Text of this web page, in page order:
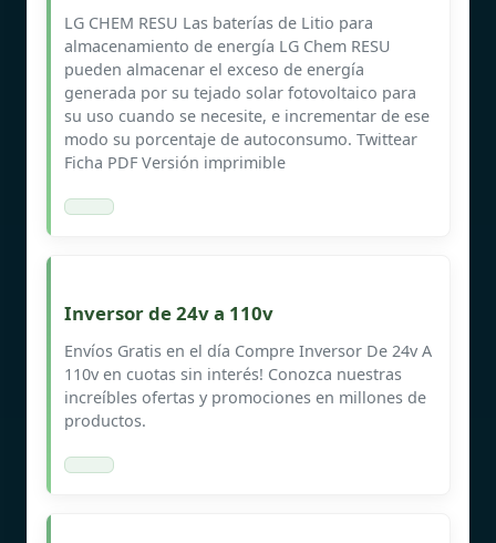
LG CHEM RESU Las baterías de Litio para
almacenamiento de energía LG Chem RESU
pueden almacenar el exceso de energía
generada por su tejado solar fotovoltaico para
su uso cuando se necesite, e incrementar de ese
modo su porcentaje de autoconsumo. Twittear
Ficha PDF Versión imprimible
Inversor de 24v a 110v
Envíos Gratis en el día Compre Inversor De 24v A
110v en cuotas sin interés! Conozca nuestras
increíbles ofertas y promociones en millones de
productos.